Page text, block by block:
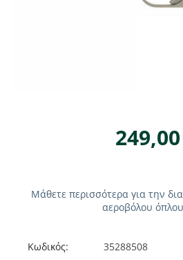
249,00
Μάθετε περισσότερα για την
αεροβόλου όπλου
Κωδικός:
35288508